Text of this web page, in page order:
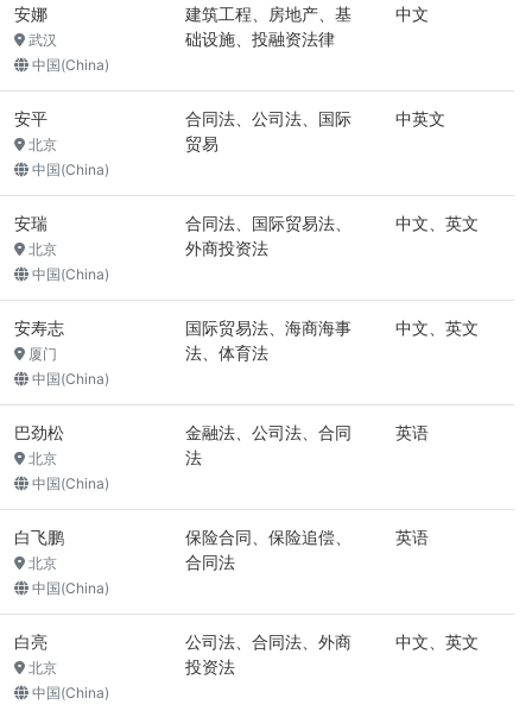
安娜
武汉
中国(China)
建筑工程、房地产、基
础设施、投融资法律
中文
安平
北京
中国(China)
合同法、公司法、国际
贸易
中英文
安瑞
北京
中国(China)
合同法、国际贸易法、
外商投资法
中文、英文
安寿志
厦门
中国(China)
国际贸易法、海商海事
法、体育法
中文、英文
巴劲松
北京
中国(China)
金融法、公司法、合同
法
英语
白飞鹏
北京
中国(China)
保险合同、保险追偿、
合同法
英语
白亮
北京
中国(China)
公司法、合同法、外商
投资法
中文、英文